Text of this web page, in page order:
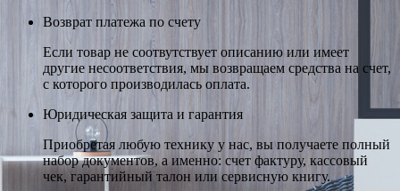
Возврат платежа по счету
Если товар не соотвутствует описанию или имеет
другие несоответствия, мы возвращаем средства на счет,
с которого производилась оплата.
Юридическая защита и гарантия
Приобретая любую технику у нас, вы получаете полный
набор документов, а именно: счет фактуру, кассовый
чек, гарантийный талон или сервисную книгу.